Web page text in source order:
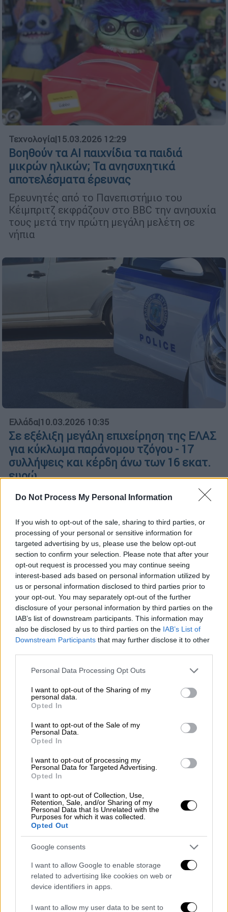
Do Not Process My Personal Information
If you wish to opt-out of the sale, sharing to third parties, or
processing of your personal or sensitive information for
targeted advertising by us, please use the below opt-out
section to confirm your selection. Please note that after your
opt-out request is processed you may continue seeing
interest-based ads based on personal information utilized by
us or personal information disclosed to third parties prior to
your opt-out. You may separately opt-out of the further
disclosure of your personal information by third parties on the
IAB’s list of downstream participants. This information may
also be disclosed by us to third parties on the IAB’s List of
Downstream Participants that may further disclose it to other
Please note that this website/app uses one or more Google
not limited to your visit or usage behaviour. You may click to
grant or deny consent to Google and its third-party tags to
use your data for below specified purposes in below Google
consent section.
Personal Data Processing Opt Outs
I want to opt-out of the Sharing of my
personal data.
Opted In
I want to opt-out of the Sale of my
Personal Data.
Opted In
I want to opt-out of processing my
Personal Data for Targeted Advertising.
Opted In
I want to opt-out of Collection, Use,
Retention, Sale, and/or Sharing of my
Personal Data that Is Unrelated with the
Purposes for which it was collected.
Opted Out
Google consents
I want to allow Google to enable storage
related to advertising like cookies on web or
device identifiers in apps.
I want to allow my user data to be sent to
Τεχνολογία|15.03.2026 12:29
Βοηθούν τα AI παιχνίδια τα παιδιά
μικρών ηλικών; Τα ανησυχητικά
αποτελέσματα έρευνας
Ερευνητές από το Πανεπιστήμιο του
Κέιμπριτζ εκφράζουν στο BBC την ανησυχία
τους μετά την πρώτη μεγάλη μελέτη σε
νήπια
Ελλάδα|10.03.2026 10:35
Σε εξέλιξη μεγάλη επιχείρηση της ΕΛΑΣ
για κύκλωμα παράνομου τζόγου - 17
συλλήψεις και κέρδη άνω των 16 εκατ.
ευρώ
Διενεργούνται εκτεταμένες έρευνες σε
ενδιαφέροντος
Κόσμος|12.01.2026 14:21
Η Barbie είναι πλέον και αυτή στο
φάσμα: Κυκλοφόρησε η πρώτη κούκλα
της εταιρείας με αυτισμό
«Τα παιχνίδια έχουν σημασία - Η
εκπροσώπηση έχει σημασία»